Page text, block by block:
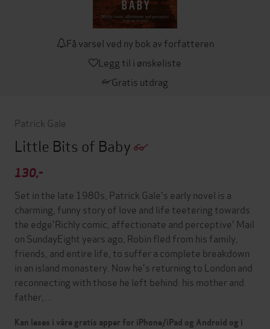
Få varsel ved ny bok av forfatteren
Legg til i ønskeliste
Gratis utdrag
Patrick Gale
Little Bits of Baby
130,-
Set in the late 1980s, Patrick Gale's early novel is a
charming, funny story of love and life teetering towards
the edge'Richly comic, affectionate and perceptive' Mail
on SundayEight years ago, Robin fled from his family,
friends, and entire life, to suffer a complete breakdown
in an island monastery. Now he's returning to London and
reconnecting with those he left behind: his mother and
father,…
Kan leses i våre gratis apper for iPhone/iPad og Android og i